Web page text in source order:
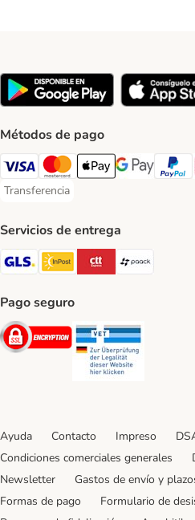
Métodos de pago
Visa Payment Method
Mastercard Payment Method
Apple Pay Payment
Google PayPayPal
Transferencia
Transferencia Payment Method
Servicios de entrega
GLS Shipping Method
InPost Shipping Method
CTTExpress
paack
Pago seguro
Security
Ayuda Contacto Impreso
Condiciones comerciales generales
Newsletter
Gastos de envío y
Formas de pago
Formulario de